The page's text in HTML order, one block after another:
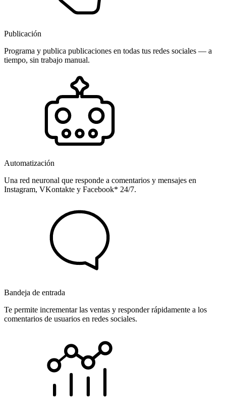
Publicación
Programa y publica publicaciones en todas tus redes sociales — a
tiempo, sin trabajo manual.
Automatización
Una red neuronal que responde a comentarios y mensajes en
Instagram, VKontakte y Facebook* 24/7.
Bandeja de entrada
Te permite incrementar las ventas y responder rápidamente a los
comentarios de usuarios en redes sociales.